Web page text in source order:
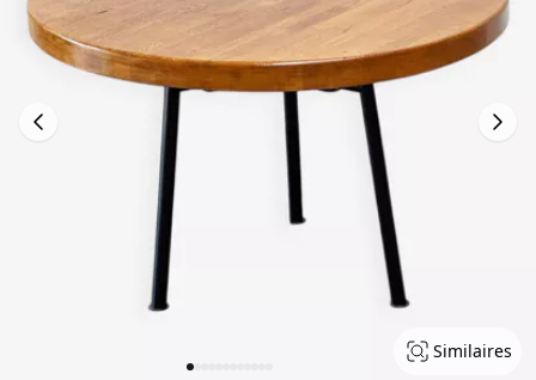
Similaires